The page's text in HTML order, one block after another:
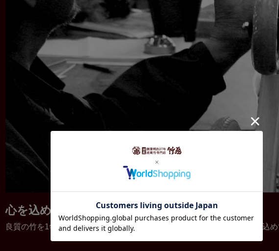
心を込めてすべてが手作り
良質の竹を1年間乾燥させてフレーム作りから1台1台、熟練の職人が心を込め